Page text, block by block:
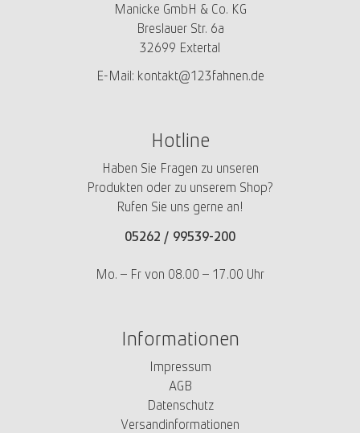
Manicke GmbH & Co. KG
Breslauer Str. 6a
32699 Extertal
E-Mail: kontakt@123fahnen.de
Hotline
Haben Sie Fragen zu unseren
Produkten oder zu unserem Shop?
Rufen Sie uns gerne an!
05262 / 99539-200
Mo. – Fr von 08.00 – 17.00 Uhr
Informationen
Impressum
AGB
Datenschutz
Versandinformationen